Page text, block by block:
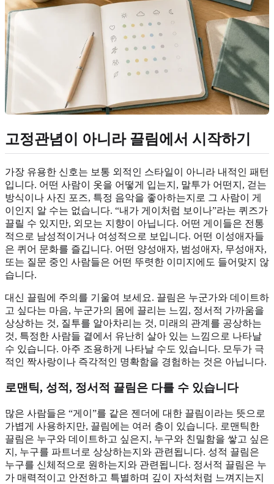
고정관념이 아니라 끌림에서 시작하기
가장 유용한 신호는 보통 외적인 스타일이 아니라 내적인 패턴
입니다. 어떤 사람이 옷을 어떻게 입는지, 말투가 어떤지, 걷는
방식이나 사진 포즈, 특정 음악을 좋아하는지로 그 사람이 게
이인지 알 수는 없습니다. “내가 게이처럼 보이나”라는 퀴즈가
끌릴 수 있지만, 외모는 지향이 아닙니다. 어떤 게이들은 전통
적으로 남성적이거나 여성적으로 보입니다. 어떤 이성애자들
은 퀴어 문화를 즐깁니다. 어떤 양성애자, 범성애자, 무성애자,
또는 질문 중인 사람들은 어떤 뚜렷한 이미지에도 들어맞지 않
습니다.
대신 끌림에 주의를 기울여 보세요. 끌림은 누군가와 데이트하
고 싶다는 마음, 누군가의 몸에 끌리는 느낌, 정서적 가까움을
상상하는 것, 질투를 알아차리는 것, 미래의 관계를 공상하는
것, 특정한 사람들 곁에서 유난히 살아 있는 느낌으로 나타날
수 있습니다. 아주 조용하게 나타날 수도 있습니다. 모두가 극
적인 짝사랑이나 즉각적인 명확함을 경험하는 것은 아닙니다.
로맨틱, 성적, 정서적 끌림은 다를 수 있습니다
많은 사람들은 “게이”를 같은 젠더에 대한 끌림이라는 뜻으로
가볍게 사용하지만, 끌림에는 여러 층이 있습니다. 로맨틱한
끌림은 누구와 데이트하고 싶은지, 누구와 친밀함을 쌓고 싶은
지, 누구를 파트너로 상상하는지와 관련됩니다. 성적 끌림은
누구를 신체적으로 원하는지와 관련됩니다. 정서적 끌림은 누
가 매력적이고 안전하고 특별하며 깊이 자석처럼 느껴지는지